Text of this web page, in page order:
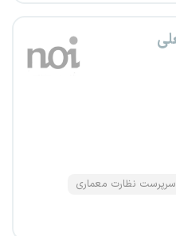
سرپرست نظارت معماری